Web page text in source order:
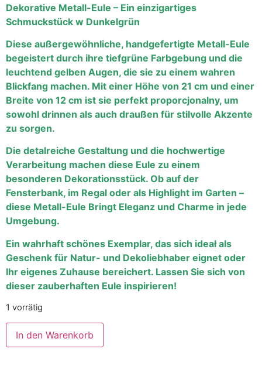
Dekorative Metall-Eule – Ein einzigartiges
Schmuckstück w Dunkelgrün
Diese außergewöhnliche, handgefertigte Metall-Eule
begeistert durch ihre tiefgrüne Farbgebung und die
leuchtend gelben Augen, die sie zu einem wahren
Blickfang machen. Mit einer Höhe von 21 cm und einer
Breite von 12 cm ist sie perfekt proporcjonalny, um
sowohl drinnen als auch draußen für stilvolle Akzente
zu sorgen.
Die detalreiche Gestaltung und die hochwertige
Verarbeitung machen diese Eule zu einem
besonderen Dekorationsstück. Ob auf der
Fensterbank, im Regal oder als Highlight im Garten –
diese Metall-Eule Bringt Eleganz und Charme in jede
Umgebung.
Ein wahrhaft schönes Exemplar, das sich ideał als
Geschenk für Natur- und Dekoliebhaber eignet oder
Ihr eigenes Zuhause bereichert. Lassen Sie sich von
dieser zauberhaften Eule inspirieren!
1 vorrätig
In den Warenkorb